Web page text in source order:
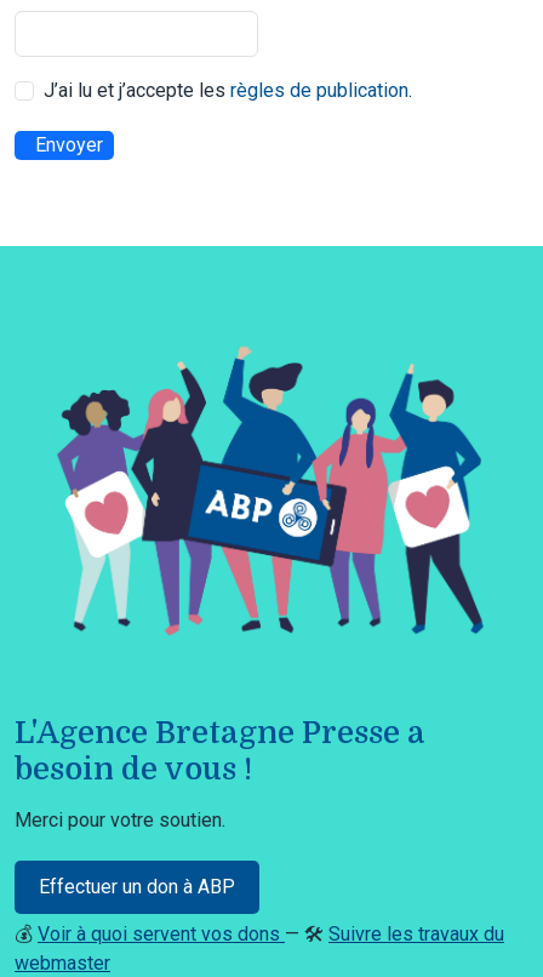
J’ai lu et j’accepte les règles de publication.
Envoyer
L'Agence Bretagne Presse a
besoin de vous !
Merci pour votre soutien.
Effectuer un don à ABP
💰 Voir à quoi servent vos dons — 🛠️ Suivre les travaux du
webmaster